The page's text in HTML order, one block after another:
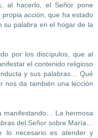
al hacerlo, el Señor pone
acción, que ha estado
su palabra en el hogar de la
por los discípulos, que al
el contenido religioso
y sus palabras… Qué
nos da también una lección
manifestando… La hermosa
del Señor sobre María…
lo necesario es atender y